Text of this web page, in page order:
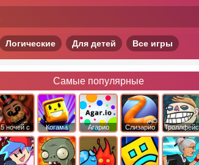
Логические Для детей Все игры
Самые популярные
5 ночей с
фредди
Когама Агарио Слизарио
Троллфейс
квест